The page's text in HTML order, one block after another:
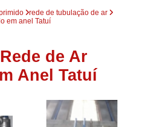
rede de tubulação de ar
em anel Tatuí
de Ar
Anel Tatuí